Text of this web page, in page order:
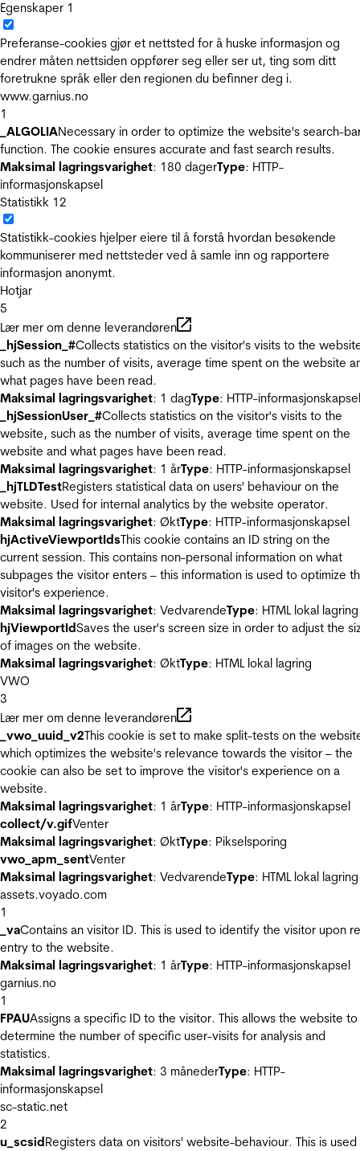
Egenskaper 1
Preferanse-cookies gjør et nettsted for å huske informasjon og
endrer måten nettsiden oppfører seg eller ser ut, ting som ditt
foretrukne språk eller den regionen du befinner deg i.
www.garnius.no
1
_ALGOLIANecessary in order to optimize the website's search-
function. The cookie ensures accurate and fast search results.
Maksimal lagringsvarighet: 180 dagerType: HTTP-
informasjonskapsel
Statistikk 12
Statistikk-cookies hjelper eiere til å forstå hvordan besøkende
kommuniserer med nettsteder ved å samle inn og rapportere
informasjon anonymt.
Hotjar
5
Lær mer om denne leverandøren
_hjSession_#Collects statistics on the visitor's visits to the
such as the number of visits, average time spent on the website
what pages have been read.
Maksimal lagringsvarighet: 1 dagType: HTTP-informasjonskapsel
_hjSessionUser_#Collects statistics on the visitor's visits to the
website, such as the number of visits, average time spent on the
website and what pages have been read.
Maksimal lagringsvarighet: 1 årType: HTTP-informasjonskapsel
_hjTLDTestRegisters statistical data on users' behaviour on the
website. Used for internal analytics by the website operator.
Maksimal lagringsvarighet: ØktType: HTTP-informasjonskapsel
hjActiveViewportIdsThis cookie contains an ID string on the
current session. This contains non-personal information on what
subpages the visitor enters – this information is used to optimize
visitor's experience.
Maksimal lagringsvarighet: VedvarendeType: HTML lokal lagring
hjViewportIdSaves the user's screen size in order to adjust the
of images on the website.
Maksimal lagringsvarighet: ØktType: HTML lokal lagring
VWO
3
Lær mer om denne leverandøren
_vwo_uuid_v2This cookie is set to make split-tests on the
which optimizes the website's relevance towards the visitor – the
cookie can also be set to improve the visitor's experience on a
website.
Maksimal lagringsvarighet: 1 årType: HTTP-informasjonskapsel
collect/v.gifVenter
Maksimal lagringsvarighet: ØktType: Pikselsporing
vwo_apm_sentVenter
Maksimal lagringsvarighet: VedvarendeType: HTML lokal lagring
assets.voyado.com
1
_vaContains an visitor ID. This is used to identify the visitor upon
entry to the website.
Maksimal lagringsvarighet: 1 årType: HTTP-informasjonskapsel
garnius.no
1
FPAUAssigns a specific ID to the visitor. This allows the website to
determine the number of specific user-visits for analysis and
statistics.
Maksimal lagringsvarighet: 3 månederType: HTTP-
informasjonskapsel
sc-static.net
2
u_scsidRegisters data on visitors' website-behaviour. This is used